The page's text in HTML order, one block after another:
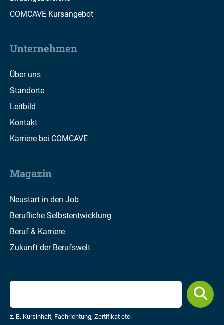
COMCAVE Kursangebot
Unternehmen
Über uns
Standorte
Leitbild
Kontakt
Karriere bei COMCAVE
Magazin
Neustart in den Job
Berufliche Selbstentwicklung
Beruf & Karriere
Zukunft der Berufswelt
z. B. Kursinhalt, Fachrichtung, Zertifikat etc.